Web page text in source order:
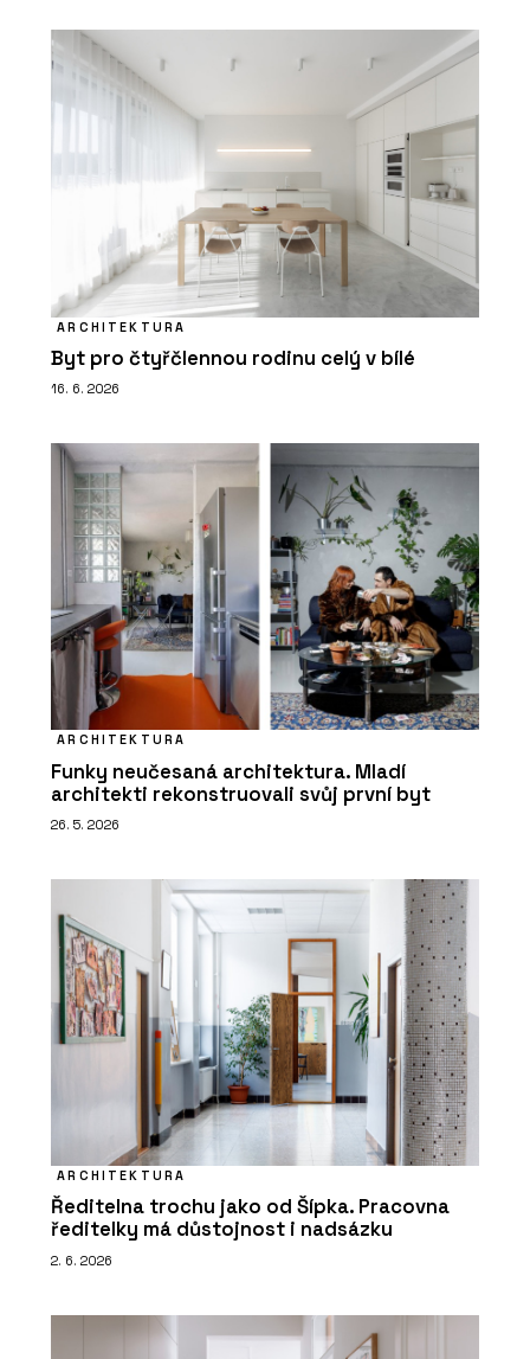
ARCHITEKTURA
Byt pro čtyřčlennou rodinu celý v bílé
16. 6. 2026
ARCHITEKTURA
Funky neučesaná architektura. Mladí
architekti rekonstruovali svůj první byt
26. 5. 2026
ARCHITEKTURA
Ředitelna trochu jako od Šípka. Pracovna
ředitelky má důstojnost i nadsázku
2. 6. 2026